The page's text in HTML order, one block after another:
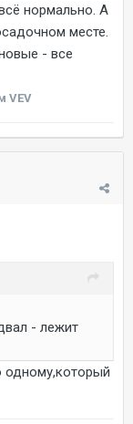
нормально. А
месте.
- все
VEV
- лежит
одному,который